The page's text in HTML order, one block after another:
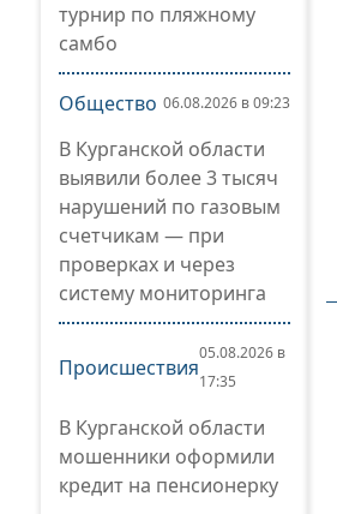
турнир по пляжному
самбо
Общество 06.08.2026 в 09:23
В Курганской области
выявили более 3 тысяч
нарушений по газовым
счетчикам — при
проверках и через
систему мониторинга
Происшествия
05.08.2026 в
17:35
В Курганской области
мошенники оформили
кредит на пенсионерку